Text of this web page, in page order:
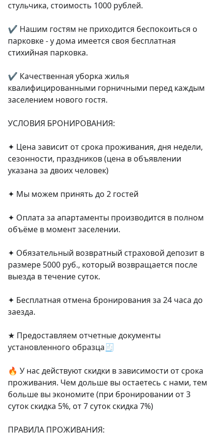
стульчика, стоимость 1000 рублей.
✔️ Нашим гостям не приходится беспокоиться о
парковке - у дома имеется своя бесплатная
стихийная парковка.
✔️ Качественная уборка жилья
квалифицированными горничными перед каждым
заселением нового гостя.
УСЛОВИЯ БРОНИРОВАНИЯ:
✦ Цена зависит от срока проживания, дня недели,
сезонности, праздников (цена в объявлении
указана за двоих человек)
✦ Мы можем принять до 2 гостей
✦ Оплата за апартаменты производится в полном
объёме в момент заселении.
✦ Обязательный возвратный страховой депозит в
размере 5000 руб., который возвращается после
выезда в течение суток.
✦ Бесплатная отмена бронирования за 24 часа до
заезда.
★ Предоставляем отчетные документы
установленного образца🧾
🔥 У нас действуют скидки в зависимости от срока
проживания. Чем дольше вы остаетесь с нами, тем
больше вы экономите (при бронировании от 3
суток скидка 5%, от 7 суток скидка 7%)
ПРАВИЛА ПРОЖИВАНИЯ: